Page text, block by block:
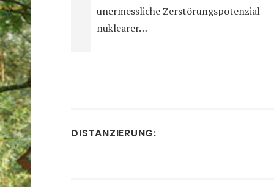
unermessliche Zerstörungspotenzial
nuklearer…
DISTANZIERUNG: